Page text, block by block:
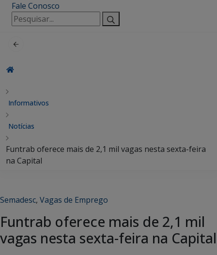
Fale Conosco
Pesquisar
por:
Informativos
Notícias
Funtrab oferece mais de 2,1 mil vagas nesta sexta-feira
na Capital
Semadesc, Vagas de Emprego
Funtrab oferece mais de 2,1 mil
vagas nesta sexta-feira na Capital